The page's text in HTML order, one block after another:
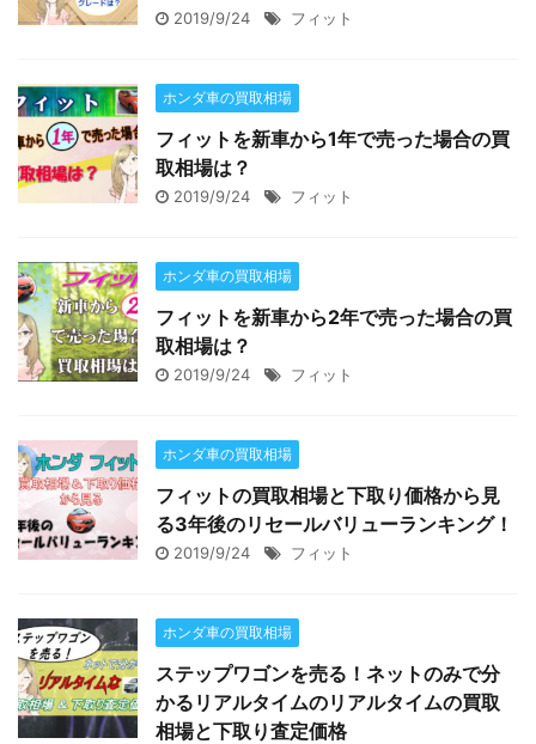
2019/9/24 フィット
ホンダ車の買取相場
フィットを新車から1年で売った場合の買
取相場は？
2019/9/24 フィット
ホンダ車の買取相場
フィットを新車から2年で売った場合の買
取相場は？
2019/9/24 フィット
ホンダ車の買取相場
フィットの買取相場と下取り価格から見
る3年後のリセールバリューランキング！
2019/9/24 フィット
ホンダ車の買取相場
ステップワゴンを売る！ネットのみで分
かるリアルタイムのリアルタイムの買取
相場と下取り査定価格